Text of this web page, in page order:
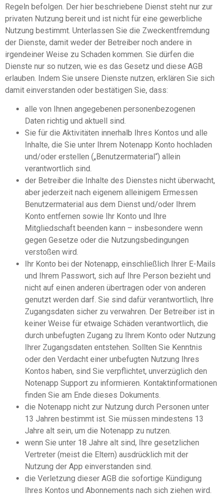
Regeln befolgen. Der hier beschriebene Dienst steht nur zur
privaten Nutzung bereit und ist nicht für eine gewerbliche
Nutzung bestimmt. Unterlassen Sie die Zweckentfremdung
der Dienste, damit weder der Betreiber noch andere in
irgendeiner Weise zu Schaden kommen. Sie dürfen die
Dienste nur so nutzen, wie es das Gesetz und diese AGB
erlauben. Indem Sie unsere Dienste nutzen, erklären Sie sich
damit einverstanden oder bestätigen Sie, dass:
alle von Ihnen angegebenen personenbezogenen
Daten richtig und aktuell sind.
Sie für die Aktivitäten innerhalb Ihres Kontos und alle
Inhalte, die Sie unter Ihrem Notenapp Konto hochladen
und/oder erstellen („Benutzermaterial“) allein
verantwortlich sind.
der Betreiber die Inhalte des Dienstes nicht überwacht,
aber jederzeit nach eigenem alleinigem Ermessen
Benutzermaterial aus dem Dienst und/oder Ihrem
Konto entfernen sowie Ihr Konto und Ihre
Mitgliedschaft beenden kann – insbesondere wenn
gegen Gesetze oder die Nutzungsbedingungen
verstoßen wird.
Ihr Konto bei der Notenapp, einschließlich Ihrer E-Mails
und Ihrem Passwort, sich auf Ihre Person bezieht und
nicht auf einen anderen übertragen oder von anderen
genutzt werden darf. Sie sind dafür verantwortlich, Ihre
Zugangsdaten sicher zu verwahren. Der Betreiber ist in
keiner Weise für etwaige Schäden verantwortlich, die
durch unbefugten Zugang zu Ihrem Konto oder Nutzung
Ihrer Zugangsdaten entstehen. Sollten Sie Kenntnis
oder den Verdacht einer unbefugten Nutzung Ihres
Kontos haben, sind Sie verpflichtet, unverzüglich den
Notenapp Support zu informieren. Kontaktinformationen
finden Sie am Ende dieses Dokuments.
die Notenapp nicht zur Nutzung durch Personen unter
13 Jahren bestimmt ist. Sie müssen mindestens 13
Jahre alt sein, um die Notenapp zu nutzen.
wenn Sie unter 18 Jahre alt sind, Ihre gesetzlichen
Vertreter (meist die Eltern) ausdrücklich mit der
Nutzung der App einverstanden sind.
die Verletzung dieser AGB die sofortige Kündigung
Ihres Kontos und Abonnements nach sich ziehen wird.